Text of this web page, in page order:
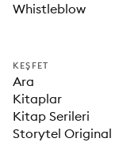
Whistleblow
KEŞFET
Ara
Kitaplar
Kitap Serileri
Storytel Original